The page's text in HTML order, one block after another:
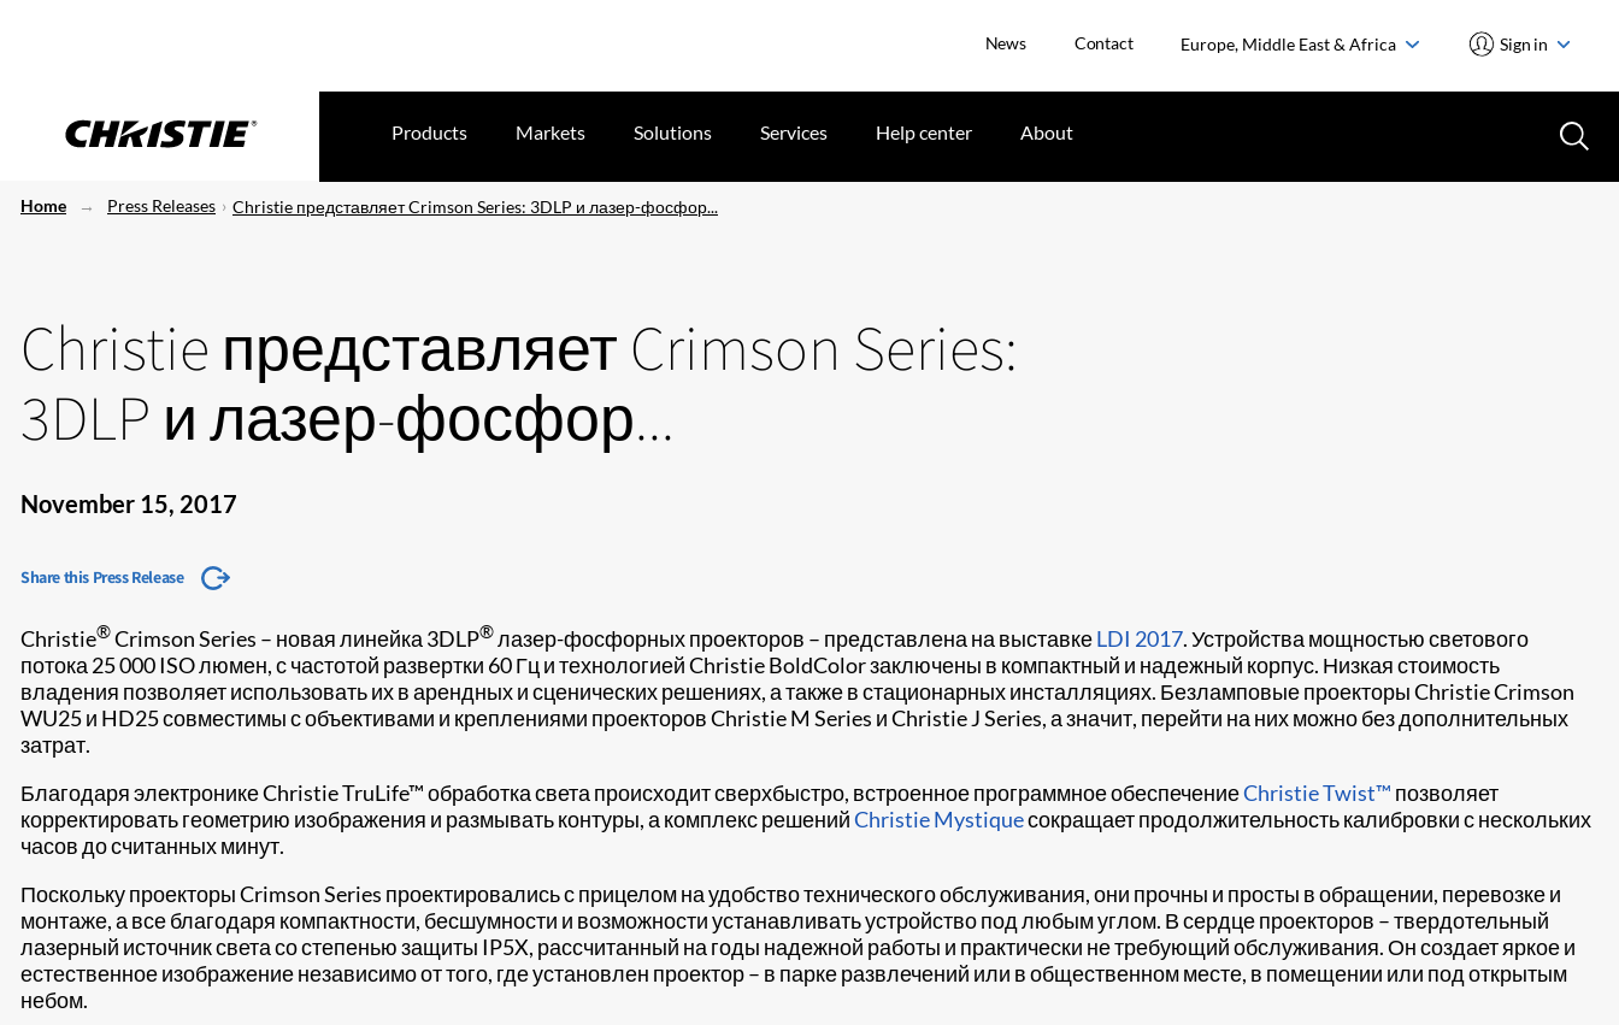
News Contact Europe, Middle East & Africa Sign in
Products Markets Solutions Services Help center About
Home Press Releases Christie представляет Crimson Series: 3DLP и лазер-фосфор...
Christie представляет Crimson Series:
3DLP и лазер-фосфор...
November 15, 2017
Share this Press Release
​​​Christie®Crimson Series – новая линейка 3DLP®лазер-фосфорных проекторов – представлена на выставкеLDI 2017. Устройства мощностью светового
потока 25 000 ISO люмен, с частотой развертки 60 Гц и технологией Christie BoldColor заключены в компактный и надежный корпус. Низкая стоимость
владения позволяет использовать их в арендных и сценических решениях, а также в стационарных инсталляциях. Безламповые проекторы Christie Crimson
WU25 и HD25 совместимы с объективами и креплениями проекторов Christie M Series и Christie J Series, а значит, перейти на них можно без дополнительных
затрат.​
Благодаря электронике Christie TruLife™ обработка света происходит сверхбыстро, встроенное программное обеспечениеChristie Twist™ позволяет
корректировать геометрию изображения и размывать контуры, а комплекс решенийChristie Mystiqueсокращает продолжительность калибровки с нескольких
часов до считанных минут.
Поскольку проекторы Crimson Series проектировались с прицелом на удобство технического обслуживания, они прочны и просты в обращении, перевозке и
монтаже, а все благодаря компактности, бесшумности и возможности устанавливать устройство под любым углом. В сердце проекторов – твердотельный
лазерный источник света со степенью защиты IP5X, рассчитанный на годы надежной работы и практически не требующий обслуживания. Он создает яркое и
естественное изображение независимо от того, где установлен проектор – в парке развлечений или в общественном месте, в помещении или под открытым
небом.